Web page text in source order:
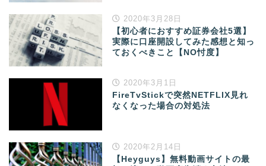
2020年3月28日
【初心者におすすめ証券会社5選】
実際に口座開設してみた感想と知っ
ておくべきこと【NO忖度】
2020年3月1日
FireTvStickで突然NETFLIX見れ
なくなった場合の対処法
2020年2月14日
【Heyguys】無料動画サイトの最